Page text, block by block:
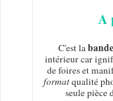
A
C'est la
intérieur car
de foires et
formatqualité
seule pièce